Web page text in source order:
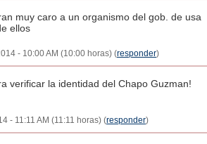
muy caro a un organismo del gob. de usa
ellos
- 10:00 AM (10:00 horas) (responder)
verificar la identidad del Chapo Guzman!
- 11:11 AM (11:11 horas) (responder)